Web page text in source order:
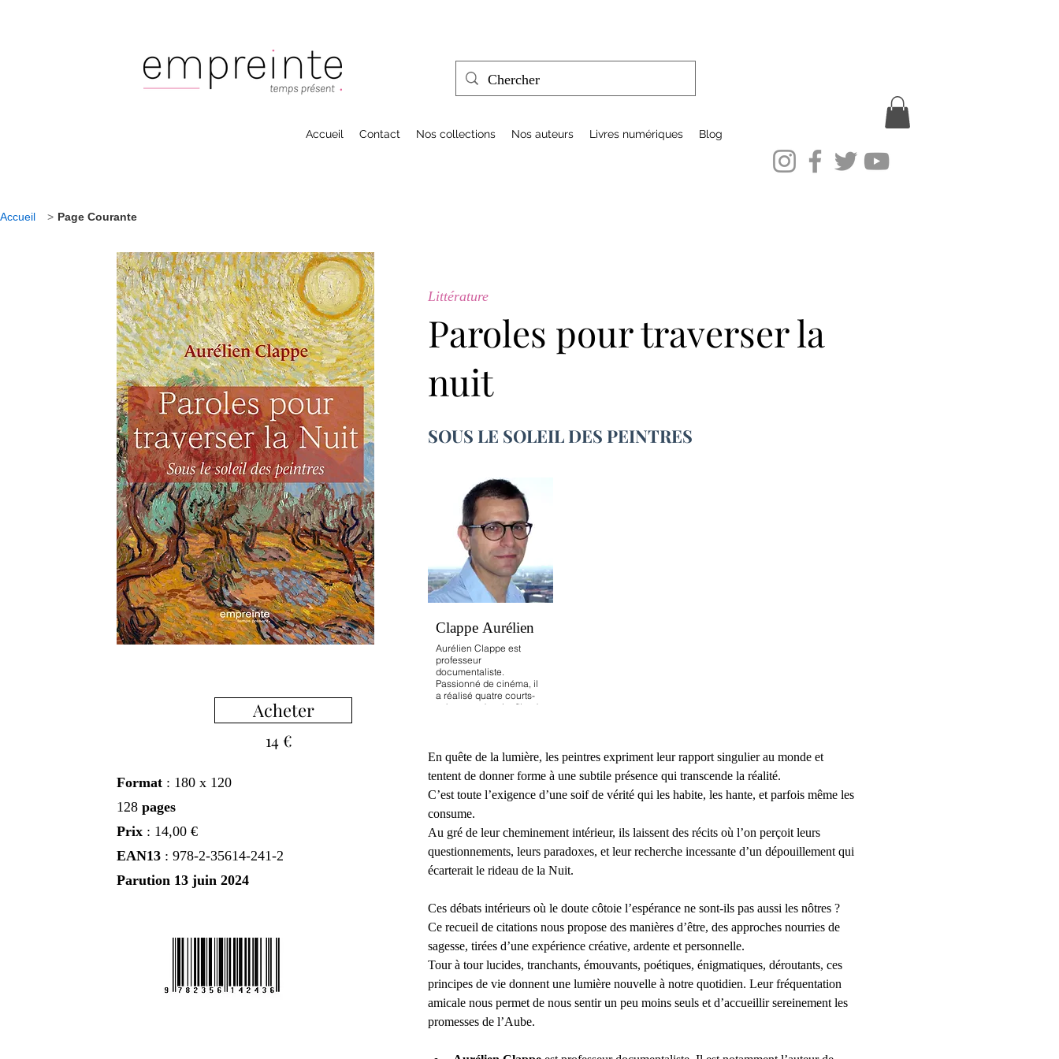
Accueil Contact Nos collections Nos auteurs Livres numériques Blog
Accueil > Page Courante
Acheter
14 €
Format : 180 x 120
128pages
Prix : 14,00 €
EAN13 : 978-2-35614-241-2
Parution 13 juin 2024
Littérature
Paroles pour traverser la
nuit
SOUS LE SOLEIL DES PEINTRES
Clappe Aurélien
Aurélien Clappe est
professeur
documentaliste.
Passionné de cinéma, il
a réalisé quatre courts-
métrages, dont Le film de
En quête de la lumière, les peintres expriment leur rapport singulier au monde et
tentent de donner forme à une subtile présence qui transcende la réalité.
C’est toute l’exigence d’une soif de vérité qui les habite, les hante, et parfois même les
consume.
Au gré de leur cheminement intérieur, ils laissent des récits où l’on perçoit leurs
questionnements, leurs paradoxes, et leur recherche incessante d’un dépouillement qui
écarterait le rideau de la Nuit.
Ces débats intérieurs où le doute côtoie l’espérance ne sont-ils pas aussi les nôtres ?
Ce recueil de citations nous propose des manières d’être, des approches nourries de
sagesse, tirées d’une expérience créative, ardente et personnelle.
Tour à tour lucides, tranchants, émouvants, poétiques, énigmatiques, déroutants, ces
principes de vie donnent une lumière nouvelle à notre quotidien. Leur fréquentation
amicale nous permet de nous sentir un peu moins seuls et d’accueillir sereinement les
promesses de l’Aube.